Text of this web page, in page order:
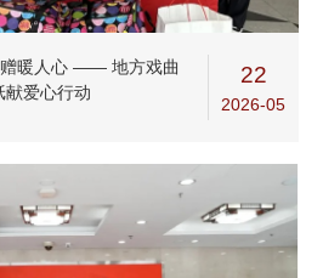
赠暖人心 —— 地方戏曲
献爱心行动
22
2026-05